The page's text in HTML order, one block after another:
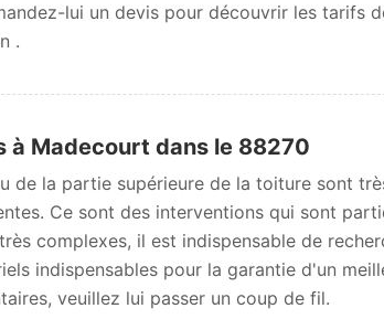
lui un devis pour découvrir les tarifs
.
à Madecourt dans le 88270
de la partie supérieure de la toiture sont
Ce sont des interventions qui sont
complexes, il est indispensable de
indispensables pour la garantie d'un
veuillez lui passer un coup de fil.